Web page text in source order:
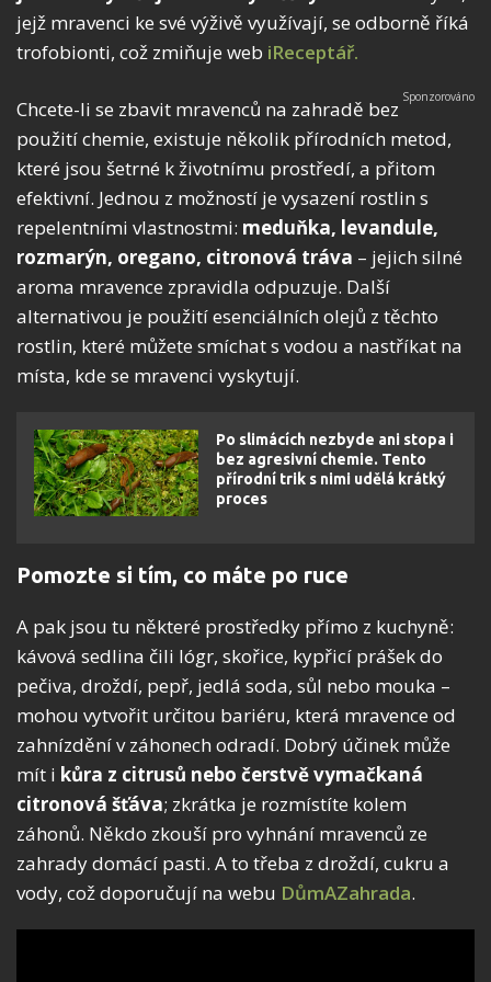
jejž mravenci ke své výživě využívají, se odborně říká
trofobionti, což zmiňuje web iReceptář.
Chcete-li se zbavit mravenců na zahradě bez
použití chemie, existuje několik přírodních metod,
které jsou šetrné k životnímu prostředí, a přitom
efektivní. Jednou z možností je vysazení rostlin s
repelentními vlastnostmi: meduňka, levandule,
rozmarýn, oregano, citronová tráva – jejich silné
aroma mravence zpravidla odpuzuje. Další
alternativou je použití esenciálních olejů z těchto
rostlin, které můžete smíchat s vodou a nastříkat na
místa, kde se mravenci vyskytují.
Po slimácích nezbyde ani stopa i
bez agresivní chemie. Tento
přírodní trik s nimi udělá krátký
proces
Pomozte si tím, co máte po ruce
A pak jsou tu některé prostředky přímo z kuchyně:
kávová sedlina čili lógr, skořice, kypřicí prášek do
pečiva, droždí, pepř, jedlá soda, sůl nebo mouka –
mohou vytvořit určitou bariéru, která mravence od
zahnízdění v záhonech odradí. Dobrý účinek může
mít i kůra z citrusů nebo čerstvě vymačkaná
citronová šťáva; zkrátka je rozmístíte kolem
záhonů. Někdo zkouší pro vyhnání mravenců ze
zahrady domácí pasti. A to třeba z droždí, cukru a
vody, což doporučují na webu DůmAZahrada.